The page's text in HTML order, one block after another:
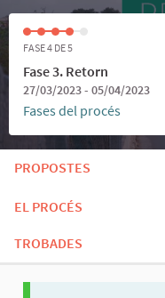
FASE 4 DE 5
Fase 3. Retorn
27/03/2023 - 05/04/2023
Fases del procés
PROPOSTES
EL PROCÉS
TROBADES